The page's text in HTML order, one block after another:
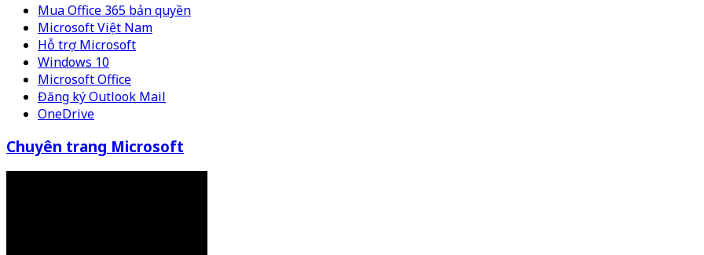
Mua Office 365 bản quyền
Microsoft Việt Nam
Hỗ trợ Microsoft
Windows 10
Microsoft Office
Đăng ký Outlook Mail
OneDrive
Chuyên trang Microsoft